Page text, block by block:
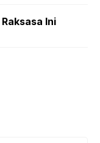
Ini